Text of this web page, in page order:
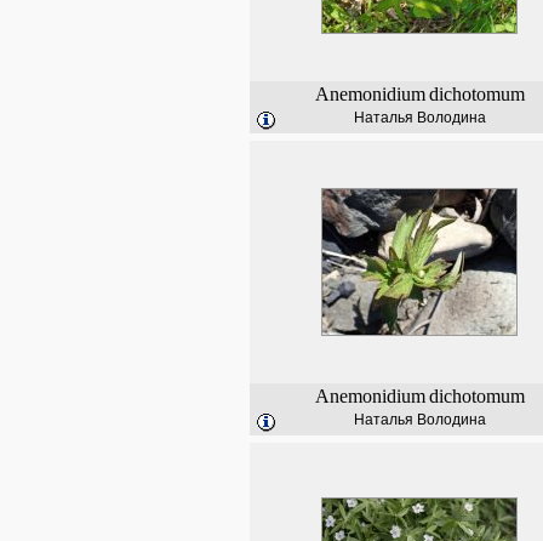
Anemonidium dichotomum
Наталья Володина
Anemonidium dichotomum
Наталья Володина